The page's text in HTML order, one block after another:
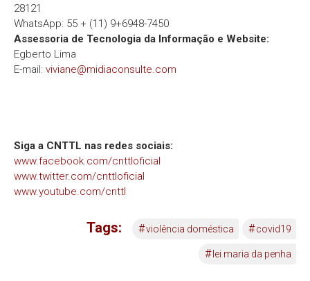
28121
WhatsApp: 55 + (11) 9+6948-7450
Assessoria de Tecnologia da Informação e Website:
Egberto Lima
E-mail: viviane@midiaconsulte.com
Siga a CNTTL nas redes sociais:
www.facebook.com/cnttloficial
www.twitter.com/cnttloficial
www.youtube.com/cnttl
Tags: #violência doméstica #covid19
# lei maria da penha